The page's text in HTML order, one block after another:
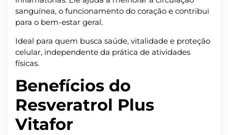
sanguínea, o funcionamento do coração e contribui
para o bem-estar geral.
Ideal para quem busca saúde, vitalidade e proteção
celular, independente da prática de atividades
físicas.
Benefícios do
Resveratrol Plus
Vitafor